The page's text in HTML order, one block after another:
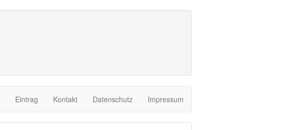
Eintrag Kontakt Datenschutz Impressum